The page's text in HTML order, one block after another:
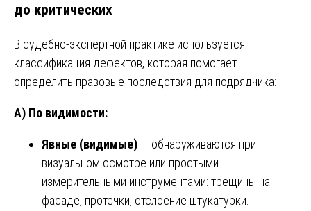
до критических
В судебно-экспертной практике используется
классификация дефектов, которая помогает
определить правовые последствия для подрядчика:
А) По видимости:
Явные (видимые) — обнаруживаются при
визуальном осмотре или простыми
измерительными инструментами: трещины на
фасаде, протечки, отслоение штукатурки.